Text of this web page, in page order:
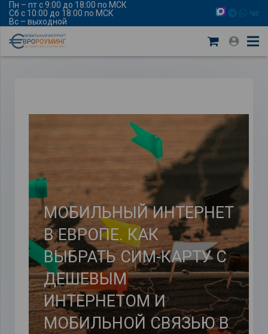
Пн – пт с 9:00 до 18:00 по МСК
Сб с 10:00 до 18:00 по МСК
Вс – выходной
МОБИЛЬНЫЙ ИНТЕРНЕТ
В ЕВРОПЕ. КАК
ВЫБРАТЬ СИМ-КАРТУ С
ДЕШЕВЫМ
ИНТЕРНЕТОМ И
МОБИЛЬНОЙ СВЯЗЬЮ В